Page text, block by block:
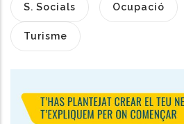
S. Socials Ocupació
Turisme